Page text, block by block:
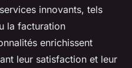
innovants, tels
la facturation
enrichissent
leur satisfaction et leur